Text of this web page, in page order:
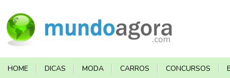
HOME DICAS MODA CARROS CONCURSOS